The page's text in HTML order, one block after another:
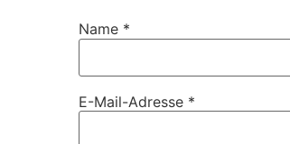
Name *
E-Mail-Adresse *